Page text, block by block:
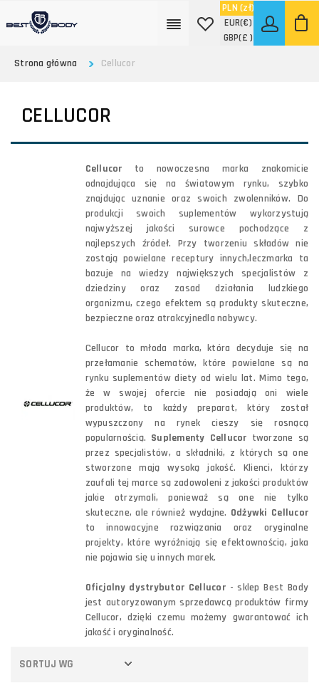
PLN (zł)
EUR(€)
GBP(£ )
Strona główna
Cellucor
CELLUCOR
Cellucor to nowoczesna marka znakomicie
odnajdująca się na światowym rynku, szybko
znajdując uznanie oraz swoich zwolenników. Do
produkcji swoich suplementów wykorzystują
najwyższej jakości surowce pochodzące z
najlepszych źródeł. Przy tworzeniu składów nie
zostają powielane receptury innych,leczmarka ta
bazuje na wiedzy największych specjalistów z
dziedziny oraz zasad działania ludzkiego
organizmu, czego efektem są produkty skuteczne,
bezpieczne oraz atrakcyjnedla nabywcy.
Cellucor to młoda marka, która decyduje się na
przełamanie schematów, które powielane są na
rynku suplementów diety od wielu lat. Mimo tego,
że w swojej ofercie nie posiadają oni wiele
produktów, to każdy preparat, który został
wypuszczony na rynek cieszy się rosnącą
popularnością. Suplementy Cellucor tworzone są
przez specjalistów, a składniki, z których są one
stworzone mają wysoką jakość. Klienci, którzy
zaufali tej marce są zadowoleni z jakości produktów
jakie otrzymali, ponieważ są one nie tylko
skuteczne, ale również wydajne. Odżywki Cellucor
to innowacyjne rozwiązania oraz oryginalne
projekty, które wyróżniają się efektownością, jaka
nie pojawia się u innych marek.
Oficjalny dystrybutor Cellucor- sklep Best Body
jest autoryzowanym sprzedawcą produktów firmy
Cellucor, dzięki czemu możemy gwarantować ich
jakość i oryginalność.
SORTUJ WG